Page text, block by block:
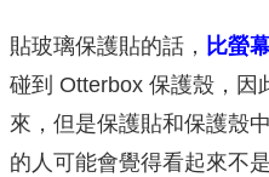
貼玻璃保護貼的話， 比螢
碰到 Otterbox 保護殼，因
來，但是保護貼和保護殼
的人可能會覺得看起來不